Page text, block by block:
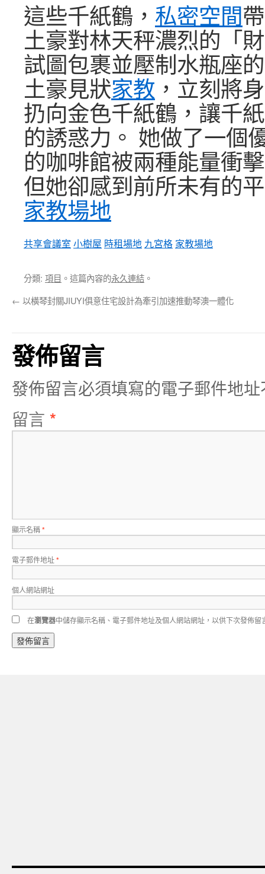
這些千紙鶴， 私密空間
土豪對林天秤濃烈的「
試圖包裹並壓制水瓶座
土豪見狀家教 ，立刻將
扔向金色千紙鶴，讓千
的誘惑力。 她做了一個
的咖啡館被兩種能量衝
但她卻感到前所未有的
家教場地
共享會議室 小樹屋 時租場地 九宮格 家教場地
分類: 項目 。這篇內容的永久連結 。
← 以橫琴封關JIUYI俱意住宅設計為牽引加速推動琴澳一體化
發佈留言
發佈留言必須填寫的電子郵件地
留言 *
顯示名稱*
電子郵件地址*
個人網站網址
在瀏覽器中儲存顯示名稱、電子郵件地址及個人網站網址，以供下次發佈留